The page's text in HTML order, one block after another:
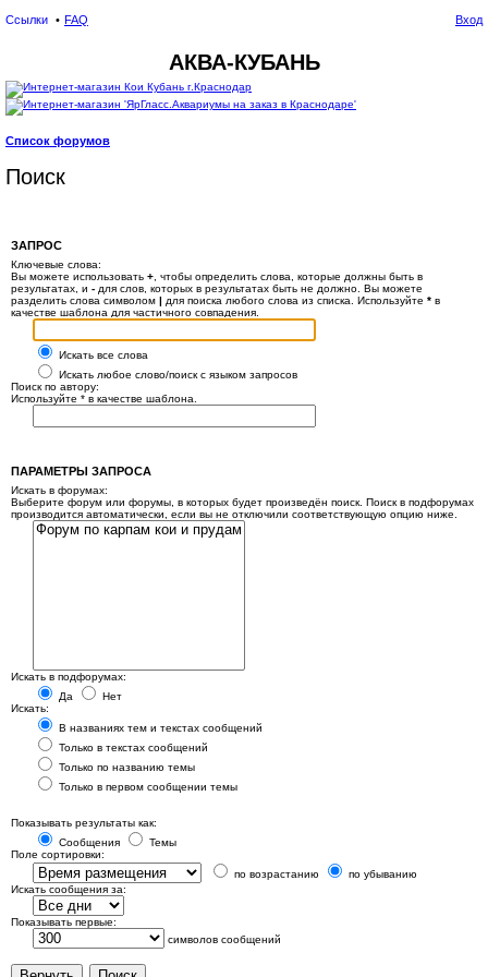
Ссылки FAQ Вход
АКВА-КУБАНЬ
Список форумов
Поиск
ЗАПРОС
Ключевые слова:
Вы можете использовать + , чтобы определить слова, которые должны быть в
результатах, и - для слов, которых в результатах быть не должно. Вы можете
разделить слова символом | для поиска любого слова из списка. Используйте * в
качестве шаблона для частичного совпадения.
Искать все слова
Искать любое слово/поиск с языком запросов
Поиск по автору:
Используйте * в качестве шаблона.
ПАРАМЕТРЫ ЗАПРОСА
Искать в форумах:
Выберите форум или форумы, в которых будет произведён поиск. Поиск в подфорумах
производится автоматически, если вы не отключили соответствующую опцию ниже.
Искать в подфорумах:
Да
Нет
Искать:
В названиях тем и текстах сообщений
Только в текстах сообщений
Только по названию темы
Только в первом сообщении темы
Показывать результаты как:
Сообщения
Темы
Поле сортировки:
по возрастанию
по убыванию
Искать сообщения за:
Показывать первые:
символов сообщений